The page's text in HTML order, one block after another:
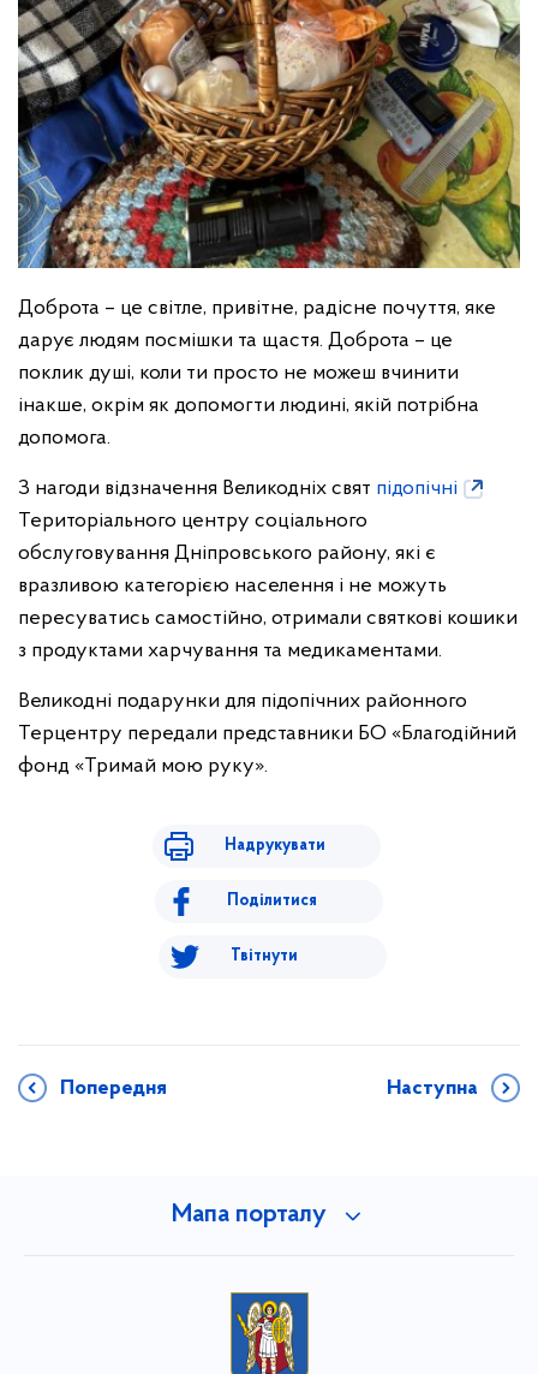
Доброта – це світле, привітне, радісне почуття, яке
дарує людям посмішки та щастя. Доброта – це
поклик душі, коли ти просто не можеш вчинити
інакше, окрім як допомогти людині, якій потрібна
допомога.
З нагоди відзначення Великодніх свят підопічні
Територіального центру соціального
обслуговування Дніпровського району, які є
вразливою категорією населення і не можуть
пересуватись самостійно, отримали святкові кошики
з продуктами харчування та медикаментами.
Великодні подарунки для підопічних районного
Терцентру передали представники БО «Благодійний
фонд «Тримай мою руку».
Надрукувати
Поділитися
Твітнути
Попередня Наступна
Мапа порталу